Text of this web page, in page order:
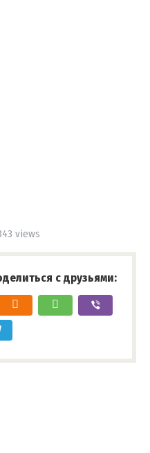
views
с друзьями: